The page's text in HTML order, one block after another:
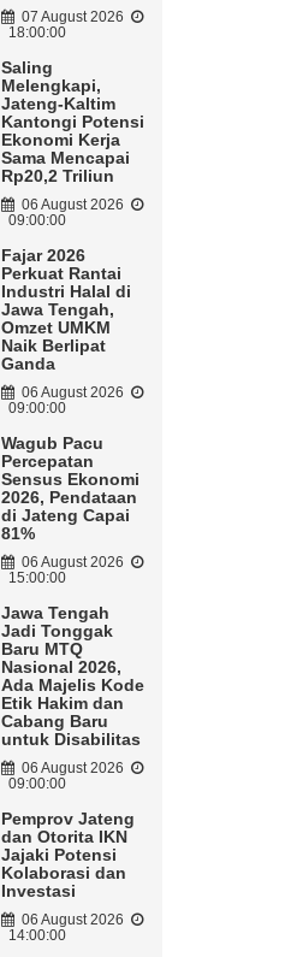
07 August 2026
18:00:00
Saling
Melengkapi,
Jateng-Kaltim
Kantongi Potensi
Ekonomi Kerja
Sama Mencapai
Rp20,2 Triliun
06 August 2026
09:00:00
Fajar 2026
Perkuat Rantai
Industri Halal di
Jawa Tengah,
Omzet UMKM
Naik Berlipat
Ganda
06 August 2026
09:00:00
Wagub Pacu
Percepatan
Sensus Ekonomi
2026, Pendataan
di Jateng Capai
81%
06 August 2026
15:00:00
Jawa Tengah
Jadi Tonggak
Baru MTQ
Nasional 2026,
Ada Majelis Kode
Etik Hakim dan
Cabang Baru
untuk Disabilitas
06 August 2026
09:00:00
Pemprov Jateng
dan Otorita IKN
Jajaki Potensi
Kolaborasi dan
Investasi
06 August 2026
14:00:00